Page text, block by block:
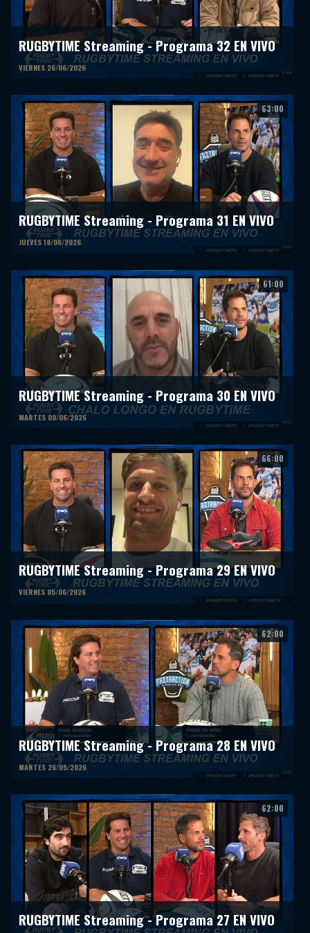
RUGBYTIME Streaming - Programa 32 EN VIVO
VIERNES 26/06/2026
63:00
RUGBYTIME Streaming - Programa 31 EN VIVO
JUEVES 18/06/2026
61:00
RUGBYTIME Streaming - Programa 30 EN VIVO
MARTES 09/06/2026
66:00
RUGBYTIME Streaming - Programa 29 EN VIVO
VIERNES 05/06/2026
62:00
RUGBYTIME Streaming - Programa 28 EN VIVO
MARTES 26/05/2026
62:00
RUGBYTIME Streaming - Programa 27 EN VIVO